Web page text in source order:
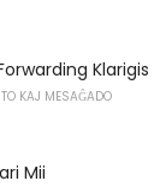
Klarigis
KAJ MESAĜADO
Mii